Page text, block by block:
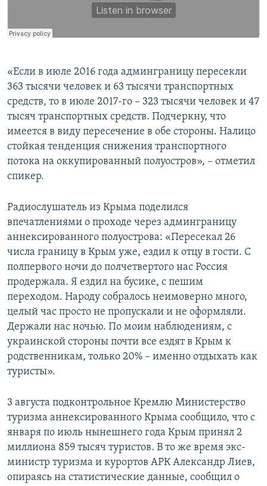
«Если в июле 2016 года админграницу пересекли
363 тысячи человек и 63 тысячи транспортных
средств, то в июле 2017-го – 323 тысячи человек и 47
тысяч транспортных средств. Подчеркну, что
имеется в виду пересечение в обе стороны. Налицо
стойкая тенденция снижения транспортного
потока на оккупированный полуостров», – отметил
спикер.
Радиослушатель из Крыма поделился
впечатлениями о проходе через админграницу
аннексированного полуострова: «Пересекал 26
числа границу в Крым уже, ездил к отцу в гости. С
полпервого ночи до полчетвертого нас Россия
продержала. Я ездил на бусике, с пешим
переходом. Народу собралось неимоверно много,
целый час просто не пропускали и не оформляли.
Держали нас ночью. По моим наблюдениям, с
украинской стороны почти все ездят в Крым к
родственникам, только 20% – именно отдыхать как
туристы».
3 августа подконтрольное Кремлю Министерство
туризма аннексированного Крыма сообщило, что с
января по июль нынешнего года Крым принял 2
миллиона 859 тысяч туристов. В то же время экс-
министр туризма и курортов АРК Александр Лиев,
опираясь на статистические данные, сообщил о